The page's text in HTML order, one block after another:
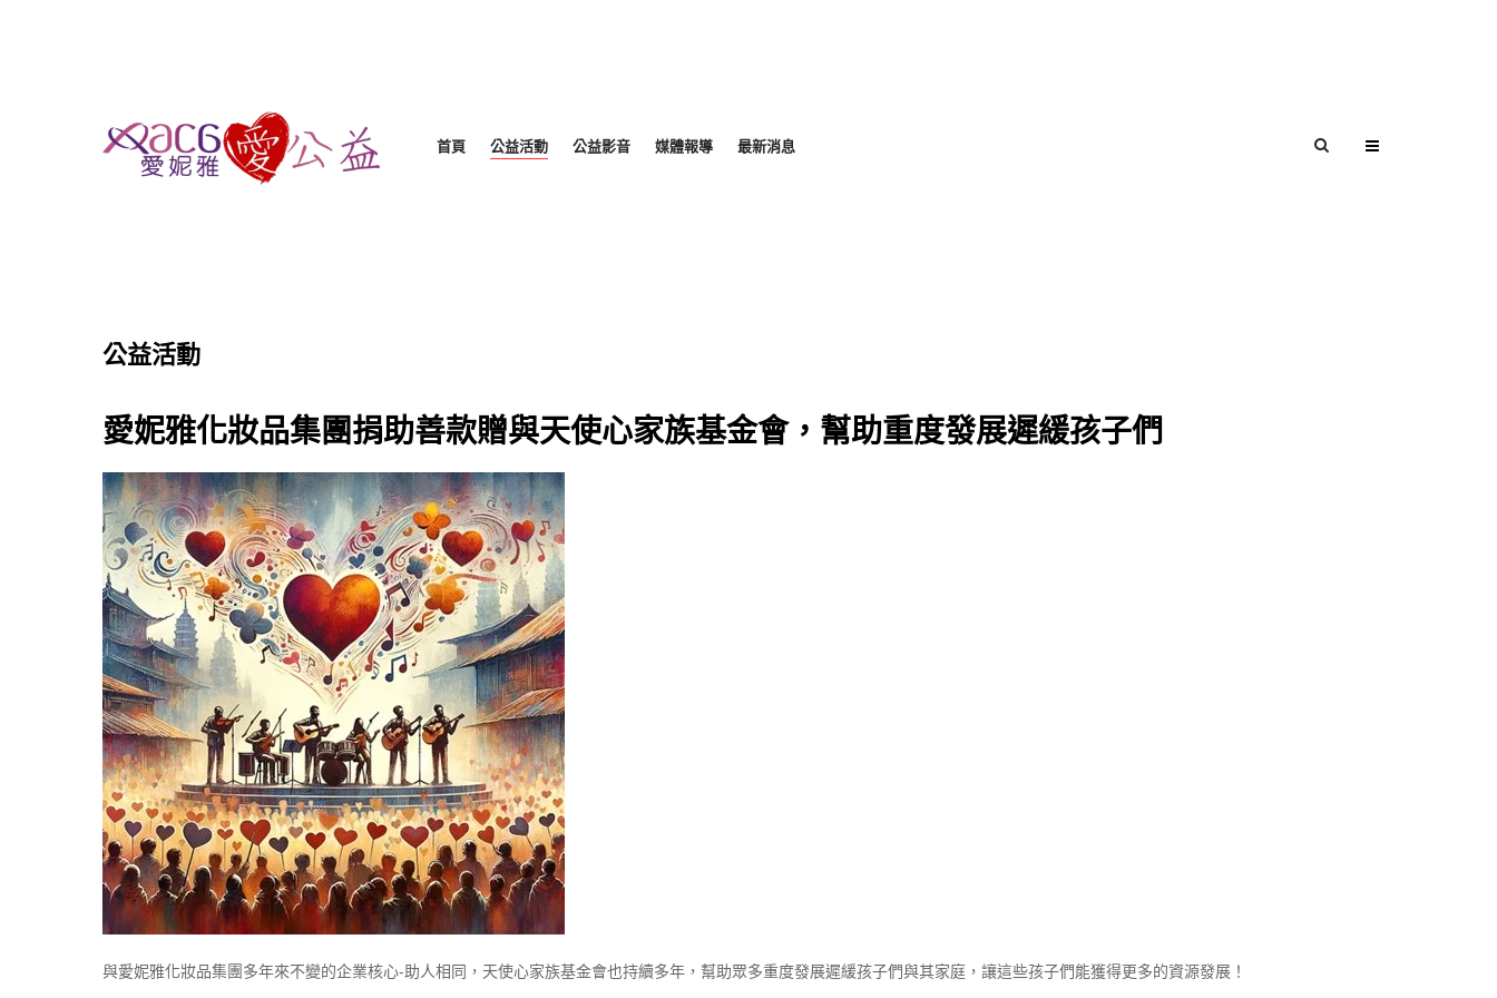
首頁 公益活動 公益影音 媒體報導 最新消息
公益活動
愛妮雅化妝品集團捐助善款贈與天使心家族基金會，幫助重度發展遲緩孩子們
與愛妮雅化妝品集團多年來不變的企業核心-助人相同，天使心家族基金會也持續多年，幫助眾多重度發展遲緩孩子們與其家庭，讓這些孩子們能獲得更多的資源發展！